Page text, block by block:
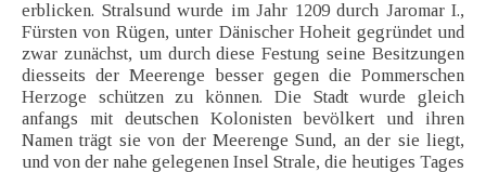
erblicken. Stralsund wurde im Jahr 1209 durch Jaromar I.,
Fürsten von Rügen, unter Dänischer Hoheit gegründet und
zwar zunächst, um durch diese Festung seine Besitzungen
diesseits der Meerenge besser gegen die Pommerschen
Herzoge schützen zu können. Die Stadt wurde gleich
anfangs mit deutschen Kolonisten bevölkert und ihren
Namen trägt sie von der Meerenge Sund, an der sie liegt,
und von der nahe gelegenen Insel Strale, die heutiges Tages